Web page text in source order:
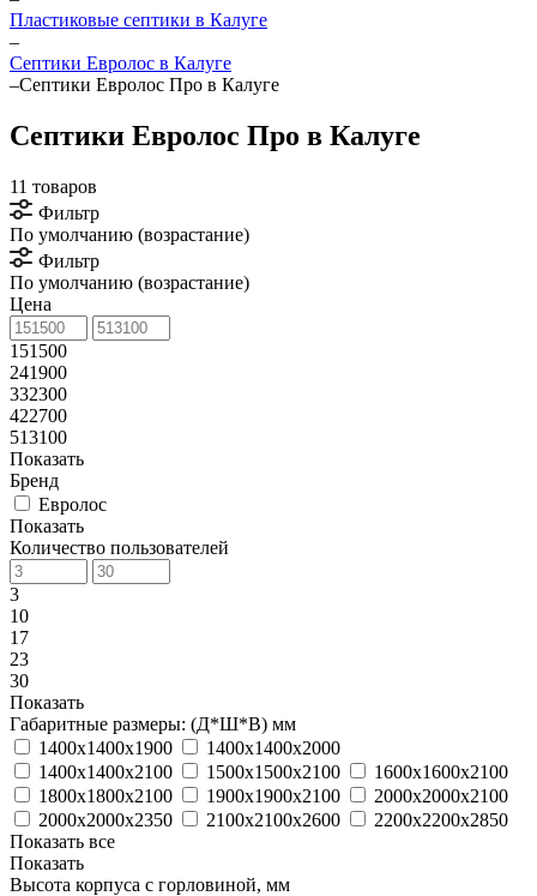
Пластиковые септики в Калуге
–
Септики Евролос в Калуге
–Септики Евролос Про в Калуге
Септики Евролос Про в Калуге
11 товаров
Фильтр
По умолчанию (возрастание)
Фильтр
По умолчанию (возрастание)
Цена
151500
241900
332300
422700
513100
Показать
Бренд
Евролос
Показать
Количество пользователей
3
10
17
23
30
Показать
Габаритные размеры: (Д*Ш*В) мм
1400х1400х1900
1400х1400х2000
1400х1400х2100
1500х1500х2100
1600х1600х2100
1800х1800х2100
1900х1900х2100
2000х2000х2100
2000х2000х2350
2100х2100х2600
2200х2200х2850
Показать все
Показать
Высота корпуса с горловиной, мм